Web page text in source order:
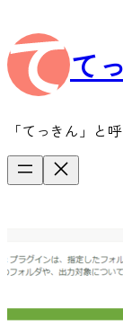
容
を
ス
ッ
て
「てっきん」と